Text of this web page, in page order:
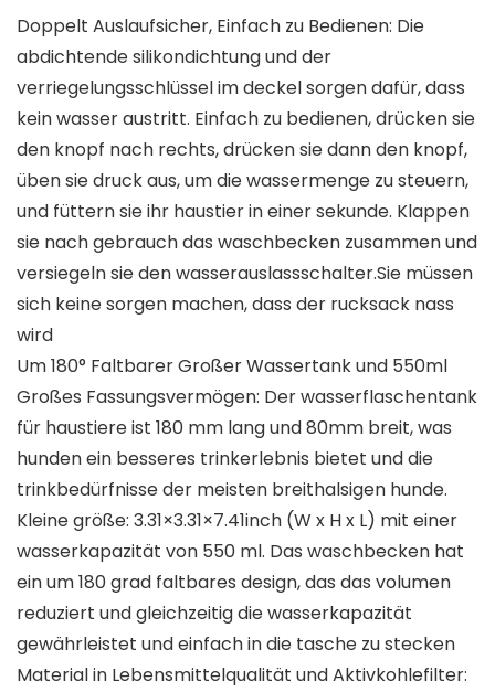
Doppelt Auslaufsicher, Einfach zu Bedienen: Die
abdichtende silikondichtung und der
verriegelungsschlüssel im deckel sorgen dafür, dass
kein wasser austritt. Einfach zu bedienen, drücken sie
den knopf nach rechts, drücken sie dann den knopf,
üben sie druck aus, um die wassermenge zu steuern,
und füttern sie ihr haustier in einer sekunde. Klappen
sie nach gebrauch das waschbecken zusammen und
versiegeln sie den wasserauslassschalter.Sie müssen
sich keine sorgen machen, dass der rucksack nass
wird
Um 180° Faltbarer Großer Wassertank und 550ml
Großes Fassungsvermögen: Der wasserflaschentank
für haustiere ist 180 mm lang und 80mm breit, was
hunden ein besseres trinkerlebnis bietet und die
trinkbedürfnisse der meisten breithalsigen hunde.
Kleine größe: 3.31×3.31×7.41inch (W x H x L) mit einer
wasserkapazität von 550 ml. Das waschbecken hat
ein um 180 grad faltbares design, das das volumen
reduziert und gleichzeitig die wasserkapazität
gewährleistet und einfach in die tasche zu stecken
Material in Lebensmittelqualität und Aktivkohlefilter: